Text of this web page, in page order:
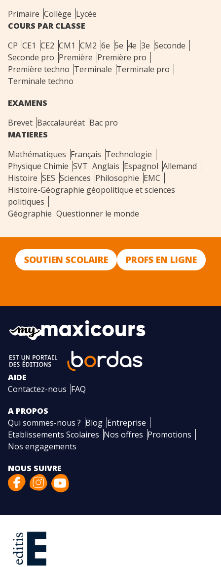
Primaire Collège Lycée
COURS PAR CLASSE
CP CE1 CE2 CM1 CM2 6e 5e 4e 3e Seconde
Seconde pro Première Première pro
Première techno Terminale Terminale pro
Terminale techno
EXAMENS
Brevet Baccalauréat Bac pro
MATIERES
Mathématiques Français Technologie
Physique Chimie SVT Anglais Espagnol Allemand
Histoire SES Sciences Philosophie EMC
Histoire-Géographie géopolitique et sciences
politiques
Géographie Questionner le monde
SOUTIEN SCOLAIRE PROFS EN LIGNE
AIDE
Contactez-nous FAQ
A PROPOS
Qui sommes-nous ? Blog Entreprise
Etablissements Scolaires Nos offres Promotions
Nos engagements
NOUS SUIVRE